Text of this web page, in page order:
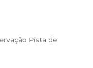
Pista de